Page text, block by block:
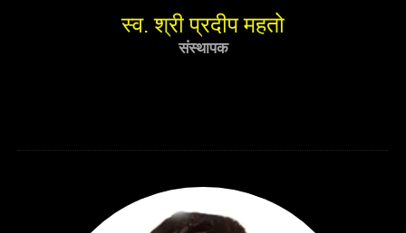
स्व. श्री प्रदीप महतो
संस्थापक